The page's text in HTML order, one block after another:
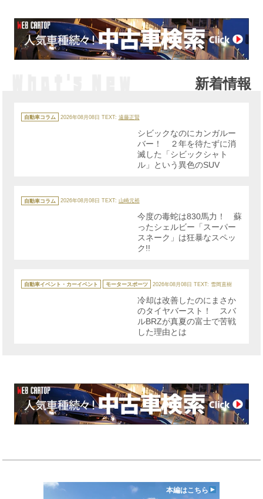
新着情報
テ
ゴ
自動車コラム 2026年08月08日 TEXT: 遠藤正賢
シビックなのにカンガルー
バー！ ２年を待たずに消
滅した「シビックシャト
ル」という異色のSUV
テ
ゴ
自動車コラム 2026年08月08日 TEXT: 山崎元裕
今度の毒蛇は830馬力！ 蘇
ったシェルビー「スーパー
スネーク」は狂暴なスペッ
ク!!
テ
ゴ
自動車イベント・カーイベント モータースポーツ 2026年08月08日 TEXT: 雪岡直樹
冷却は改善したのにまさか
のタイヤバースト！ スバ
ルBRZが真夏の富士で苦戦
した理由とは
本編はこちら